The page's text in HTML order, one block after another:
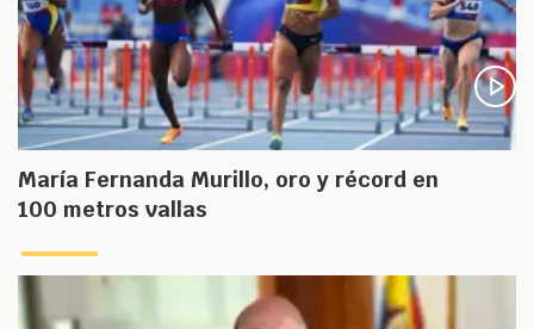
María Fernanda Murillo, oro y récord en
100 metros vallas